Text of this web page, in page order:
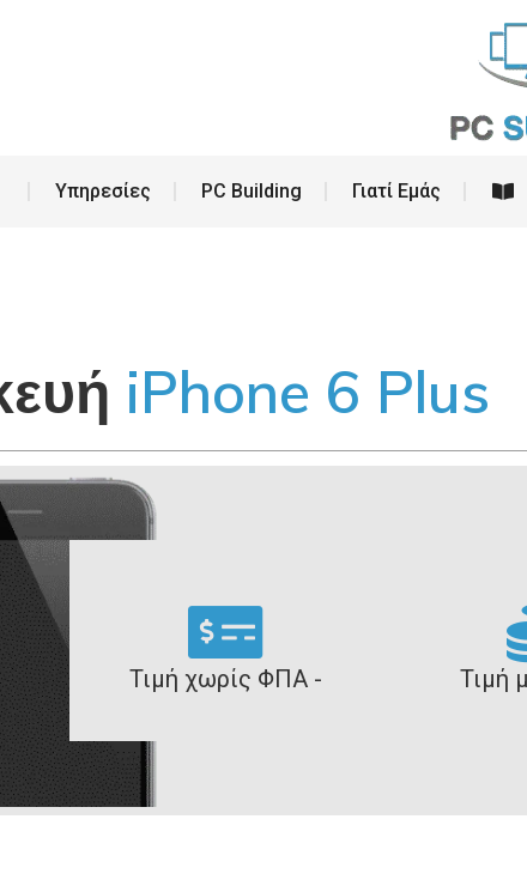
Υπηρεσίες PC Building Γιατί Εμάς
iPhone 6 Plus
Τιμή χωρίς ΦΠΑ - Τιμή
PC Building